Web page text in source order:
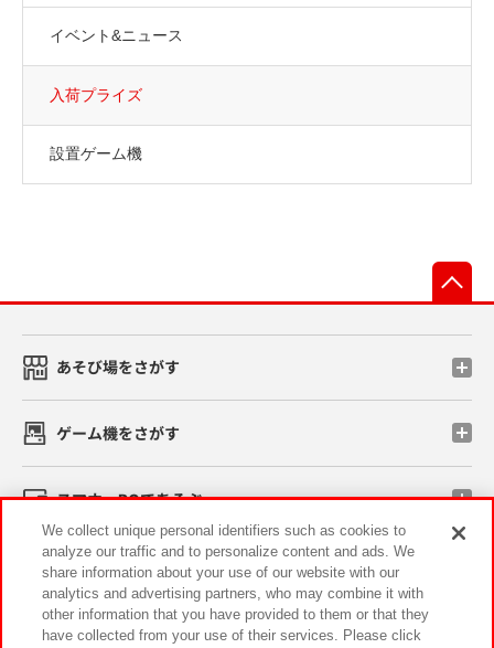
イベント&ニュース
入荷プライズ
設置ゲーム機
あそび場をさがす
ゲーム機をさがす
スマホ・PCであそぶ
イベント・キャンペーン
We collect unique personal identifiers such as cookies to
analyze our traffic and to personalize content and ads. We
share information about your use of our website with our
analytics and advertising partners, who may combine it with
other information that you have provided to them or that they
have collected from your use of their services. Please click